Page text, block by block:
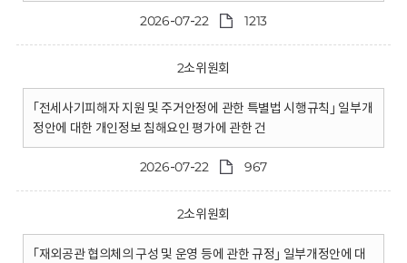
2026-07-22 1213
2소위원회
｢전세사기피해자 지원 및 주거안정에 관한 특별법 시행규칙｣ 일부개
정안에 대한 개인정보 침해요인 평가에 관한 건
2026-07-22 967
2소위원회
｢재외공관 협의체의 구성 및 운영 등에 관한 규정｣ 일부개정안에 대